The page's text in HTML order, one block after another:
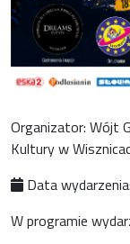
Organizator: Wójt
Kultury w
Data
W programie